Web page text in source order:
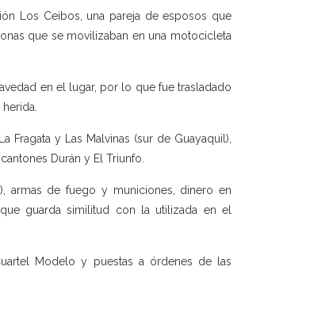
Los Ceibos, una pareja de esposos que
que se movilizaban en una motocicleta
en el lugar, por lo que fue trasladado
y Las Malvinas (sur de Guayaquil),
Durán y El Triunfo.
armas de fuego y municiones, dinero en
guarda similitud con la utilizada en el
Modelo y puestas a órdenes de las